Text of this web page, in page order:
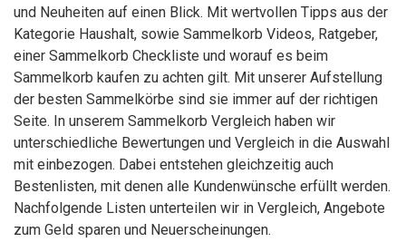
und Neuheiten auf einen Blick. Mit wertvollen Tipps aus der
Kategorie Haushalt, sowie Sammelkorb Videos, Ratgeber,
einer Sammelkorb Checkliste und worauf es beim
Sammelkorb kaufen zu achten gilt. Mit unserer Aufstellung
der besten Sammelkörbe sind sie immer auf der richtigen
Seite. In unserem Sammelkorb Vergleich haben wir
unterschiedliche Bewertungen und Vergleich in die Auswahl
mit einbezogen. Dabei entstehen gleichzeitig auch
Bestenlisten, mit denen alle Kundenwünsche erfüllt werden.
Nachfolgende Listen unterteilen wir in Vergleich, Angebote
zum Geld sparen und Neuerscheinungen.